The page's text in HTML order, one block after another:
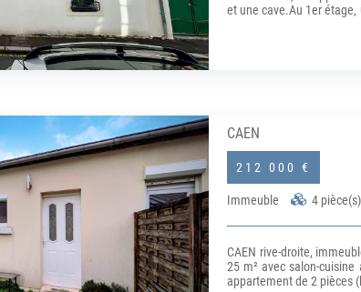
et une cave.Au 1er étage,
CAEN
212 000 €
Immeuble 4 pièce(s)
CAEN rive-droite,
25 m² avec salon-
appartement de 2 pièces